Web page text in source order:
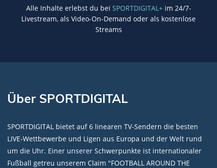
Alle Inhalte erlebst du bei SPORTDIGITAL+im 24/7-
Livestream, als Video-On-Demand oder als kostenlose
Streams
Über SPORTDIGITAL
SPORTDIGITAL bietet auf 6 linearen TV-Sendern die besten
LIVE-Wettbewerbe und Ligen aus Europa und der Welt rund
um die Uhr. Einer unserer Schwerpunkte ist internationaler
Fußball getreu unserem Claim "FOOTBALL AROUND THE